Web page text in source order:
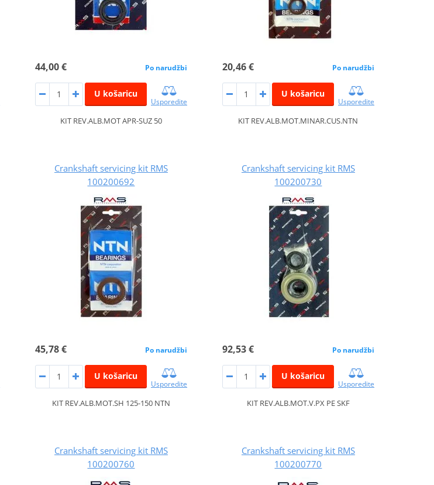
44,00 € Po narudžbi
U košaricu
Usporedite
KIT REV.ALB.MOT APR-SUZ 50
20,46 € Po narudžbi
U košaricu
Usporedite
KIT REV.ALB.MOT.MINAR.CUS.NTN
Crankshaft servicing kit RMS
100200692
45,78 € Po narudžbi
U košaricu
Usporedite
KIT REV.ALB.MOT.SH 125-150 NTN
Crankshaft servicing kit RMS
100200730
92,53 € Po narudžbi
U košaricu
Usporedite
KIT REV.ALB.MOT.V.PX PE SKF
Crankshaft servicing kit RMS
100200760
Crankshaft servicing kit RMS
100200770